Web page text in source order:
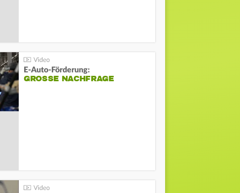
E-Auto-Förderung:
GROSSE NACHFRAGE